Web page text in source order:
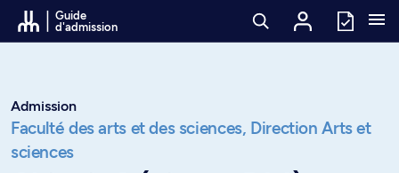
Passer au contenu
Guide
d'admission
Admission
Faculté des arts et des sciences, Direction Arts et
sciences